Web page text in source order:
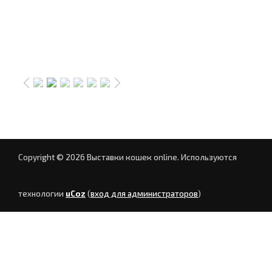
Copyright © 2026 Выставки кошек online. Используются
технологии uCoz (вход для администраторов)